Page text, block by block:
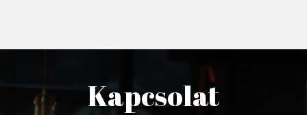
Kapcsolat